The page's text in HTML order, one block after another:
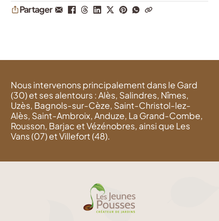
Partager
Nous intervenons principalement dans le Gard
(30) et ses alentours : Alès, Salindres, Nîmes,
Uzès, Bagnols-sur-Cèze, Saint-Christol-lez-
Alès, Saint-Ambroix, Anduze, La Grand-Combe,
Rousson, Barjac et Vézénobres, ainsi que Les
Vans (07) et Villefort (48).